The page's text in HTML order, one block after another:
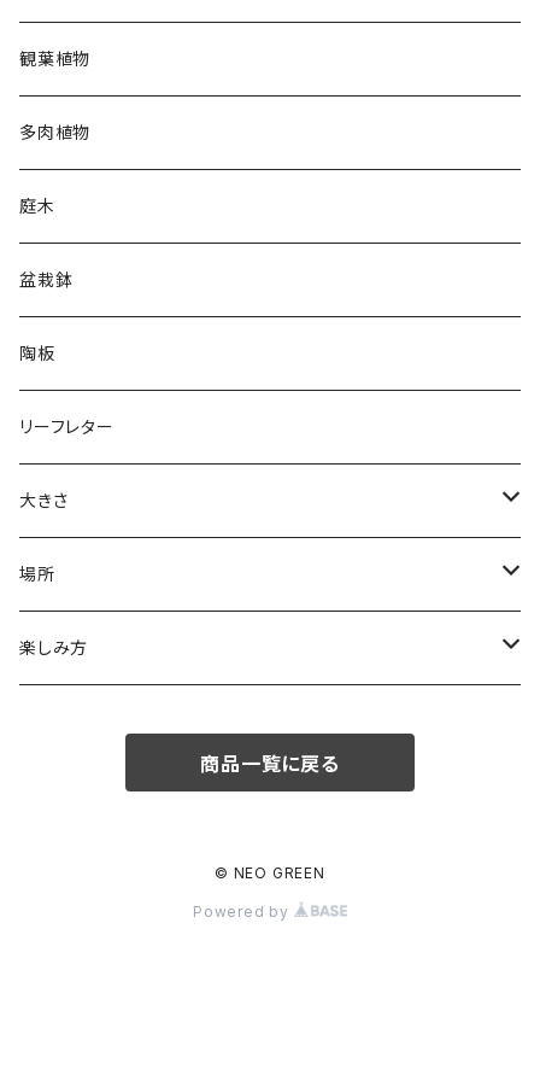
観葉植物
多肉植物
庭木
盆栽鉢
陶板
リーフレター
大きさ
大鉢
中鉢
場所
ベランダ
楽しみ方
商品一覧に戻る
© NEO GREEN
Powered by